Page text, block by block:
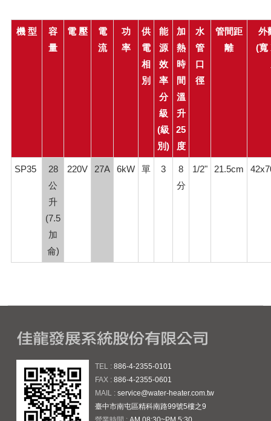
機 型
容
量
電 壓
電
流
功
率
供
電
相
別
能
源
效
率
分
級
(級
別)
加
熱
時
間
溫
升
25
度
水
管
口
徑
管間距
離
外
(寬
SP35
28
公
升
(7.5
加
侖)
220V 27A 6kW 單 3
8
分
1/2" 21.5cm
TEL :886-4-2355-0101
FAX :886-4-2355-0601
MAIL :service@water-heater.com.tw
臺中市南屯區精科南路99號5樓之9